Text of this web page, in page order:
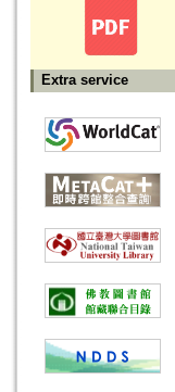
Extra service